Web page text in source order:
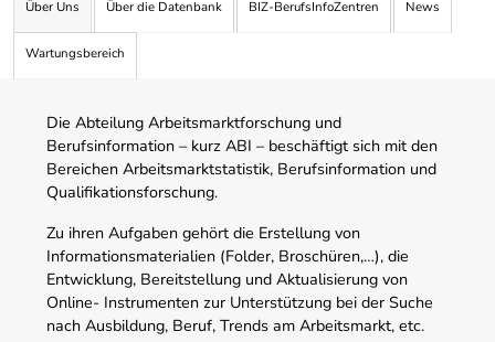
Über Uns Über die Datenbank BIZ-BerufsInfoZentren News
Wartungsbereich
Die Abteilung Arbeitsmarktforschung und
Berufsinformation – kurz ABI – beschäftigt sich mit den
Bereichen Arbeitsmarktstatistik, Berufsinformation und
Qualifikationsforschung.
Zu ihren Aufgaben gehört die Erstellung von
Informationsmaterialien (Folder, Broschüren,…), die
Entwicklung, Bereitstellung und Aktualisierung von
Online- Instrumenten zur Unterstützung bei der Suche
nach Ausbildung, Beruf, Trends am Arbeitsmarkt, etc.